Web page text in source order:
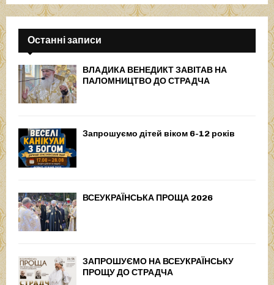
Останні записи
ВЛАДИКА ВЕНЕДИКТ ЗАВІТАВ НА
ПАЛОМНИЦТВО ДО СТРАДЧА
Запрошуємо дітей віком 6-12 років
ВСЕУКРАЇНСЬКА ПРОЩА 2026
ЗАПРОШУЄМО НА ВСЕУКРАЇНСЬКУ
ПРОЩУ ДО СТРАДЧА